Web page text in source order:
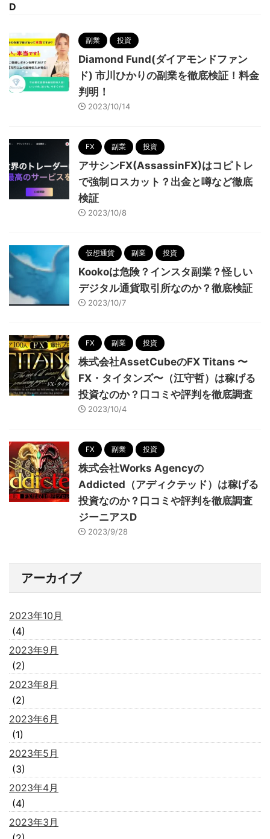
D
副業 投資
Diamond Fund(ダイアモンドファン
ド) 市川ひかりの副業を徹底検証！料金
判明！
2023/10/14
FX 副業 投資
アサシンFX(AssassinFX)はコピトレ
で強制ロスカット？出金と噂など徹底
検証
2023/10/8
仮想通貨 副業 投資
Kookoは危険？インスタ副業？怪しい
デジタル通貨取引所なのか？徹底検証
2023/10/7
FX 副業 投資
株式会社AssetCubeのFX Titans 〜
FX・タイタンズ〜（江守哲）は稼げる
投資なのか？口コミや評判を徹底調査
2023/10/4
FX 副業 投資
株式会社Works Agencyの
Addicted（アディクテッド）は稼げる
投資なのか？口コミや評判を徹底調査
ジーニアスD
2023/9/28
アーカイブ
2023年10月
(4)
2023年9月
(2)
2023年8月
(2)
2023年6月
(1)
2023年5月
(3)
2023年4月
(4)
2023年3月